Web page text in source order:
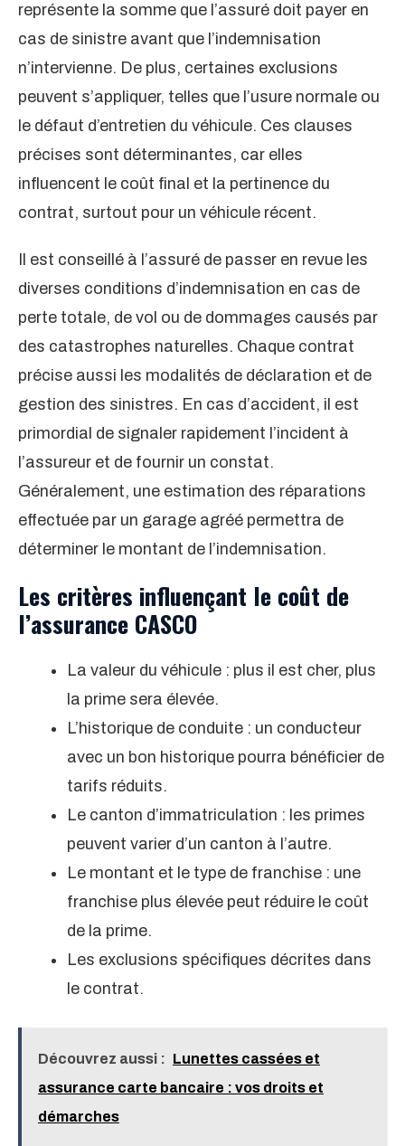
représente la somme que l’assuré doit payer en
cas de sinistre avant que l’indemnisation
n’intervienne. De plus, certaines exclusions
peuvent s’appliquer, telles que l’usure normale ou
le défaut d’entretien du véhicule. Ces clauses
précises sont déterminantes, car elles
influencent le coût final et la pertinence du
contrat, surtout pour un véhicule récent.
Il est conseillé à l’assuré de passer en revue les
diverses conditions d’indemnisation en cas de
perte totale, de vol ou de dommages causés par
des catastrophes naturelles. Chaque contrat
précise aussi les modalités de déclaration et de
gestion des sinistres. En cas d’accident, il est
primordial de signaler rapidement l’incident à
l’assureur et de fournir un constat.
Généralement, une estimation des réparations
effectuée par un garage agréé permettra de
déterminer le montant de l’indemnisation.
Les critères influençant le coût de
l’assurance CASCO
La valeur du véhicule : plus il est cher, plus
la prime sera élevée.
L’historique de conduite : un conducteur
avec un bon historique pourra bénéficier de
tarifs réduits.
Le canton d’immatriculation : les primes
peuvent varier d’un canton à l’autre.
Le montant et le type de franchise : une
franchise plus élevée peut réduire le coût
de la prime.
Les exclusions spécifiques décrites dans
le contrat.
Découvrez aussi : Lunettes cassées et
assurance carte bancaire : vos droits et
démarches